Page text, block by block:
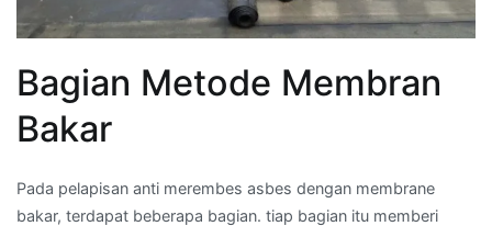
Bagian Metode Membran
Bakar
Pada pelapisan anti merembes asbes dengan membrane
bakar, terdapat beberapa bagian. tiap bagian itu memberi